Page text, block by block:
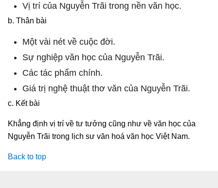
Vị trí của Nguyễn Trãi trong nền văn học.
b. Thân bài
Một vài nét về cuộc đời.
Sự nghiệp văn học của Nguyễn Trãi.
Các tác phẩm chính.
Giá trị nghệ thuật thơ văn của Nguyễn Trãi.
c. Kết bài
Khẳng định vị trí về tư tưởng cũng như về văn học của
Nguyễn Trãi trong lịch sư văn hoá văn học Việt Nam.
Back to top